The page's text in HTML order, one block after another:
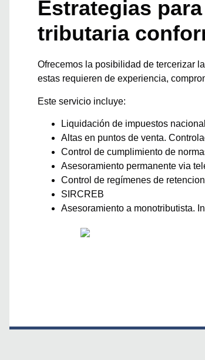
Estrategias
tributaria
Ofrecemos la posibilidad de tercerizar
estas requieren de experiencia,
Este servicio incluye:
Liquidación de impuestos
Altas en puntos de venta.
Control de cumplimiento de
Asesoramiento permanente via
Control de regímenes de
SIRCREB
Asesoramiento a monotributista.